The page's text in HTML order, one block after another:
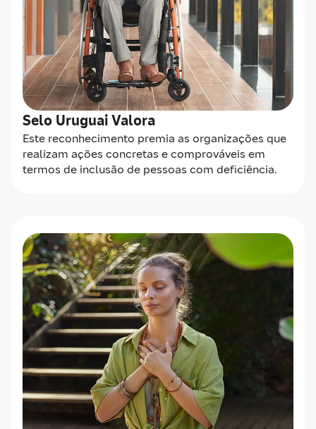
Selo Uruguai Valora
Este reconhecimento premia as organizações que
realizam ações concretas e comprováveis em
termos de inclusão de pessoas com deficiência.